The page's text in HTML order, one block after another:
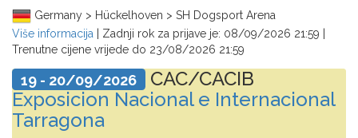
Germany > Hückelhoven > SH Dogsport Arena
Više informacija
| Zadnji rok za prijave je: 08/09/2026 21:59
Trenutne cijene vrijede do 23/08/2026 21:59
19 - 20/09/2026 CAC/CACIB
Exposicion Nacional e Internacional
Tarragona